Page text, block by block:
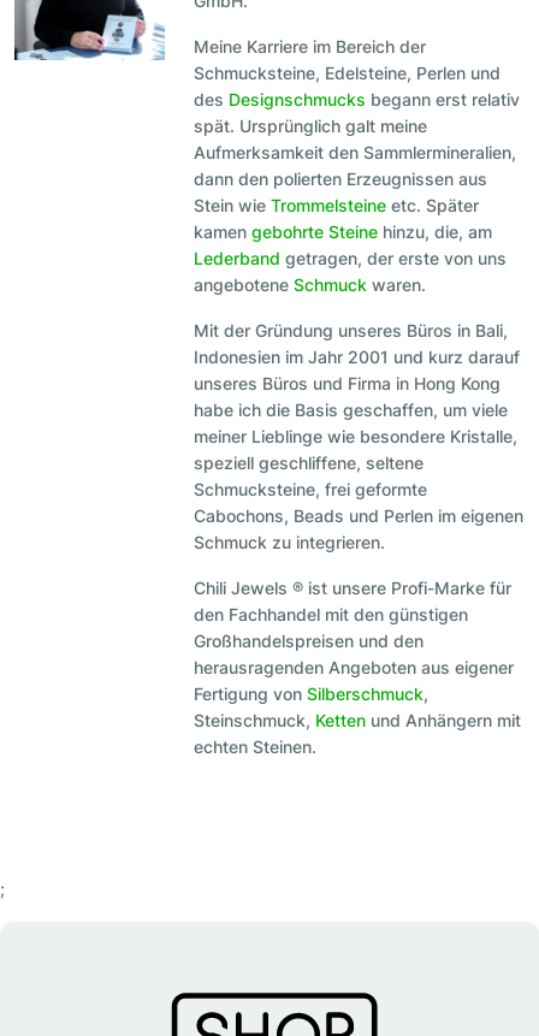
Meine Karriere im Bereich der
Schmucksteine, Edelsteine, Perlen und
des Designschmucks begann erst relativ
spät. Ursprünglich galt meine
Aufmerksamkeit den Sammlermineralien,
dann den polierten Erzeugnissen aus
Stein wieTrommelsteine etc. Später
kamengebohrte Steine hinzu, die, am
Lederband getragen, der erste von uns
angeboteneSchmuck waren.
Mit der Gründung unseres Büros in Bali,
Indonesien im Jahr 2001 und kurz darauf
unseres Büros und Firma in Hong Kong
habe ich die Basis geschaffen, um viele
meiner Lieblinge wie besondere Kristalle,
speziell geschliffene, seltene
Schmucksteine, frei geformte
Cabochons, Beads und Perlen im eigenen
Schmuck zu integrieren.
Chili Jewels ® ist unsere Profi-Marke für
den Fachhandel mit den günstigen
Großhandelspreisen und den
herausragenden Angeboten aus eigener
Fertigung vonSilberschmuck,
Steinschmuck, Ketten und Anhängern mit
echten Steinen.
;